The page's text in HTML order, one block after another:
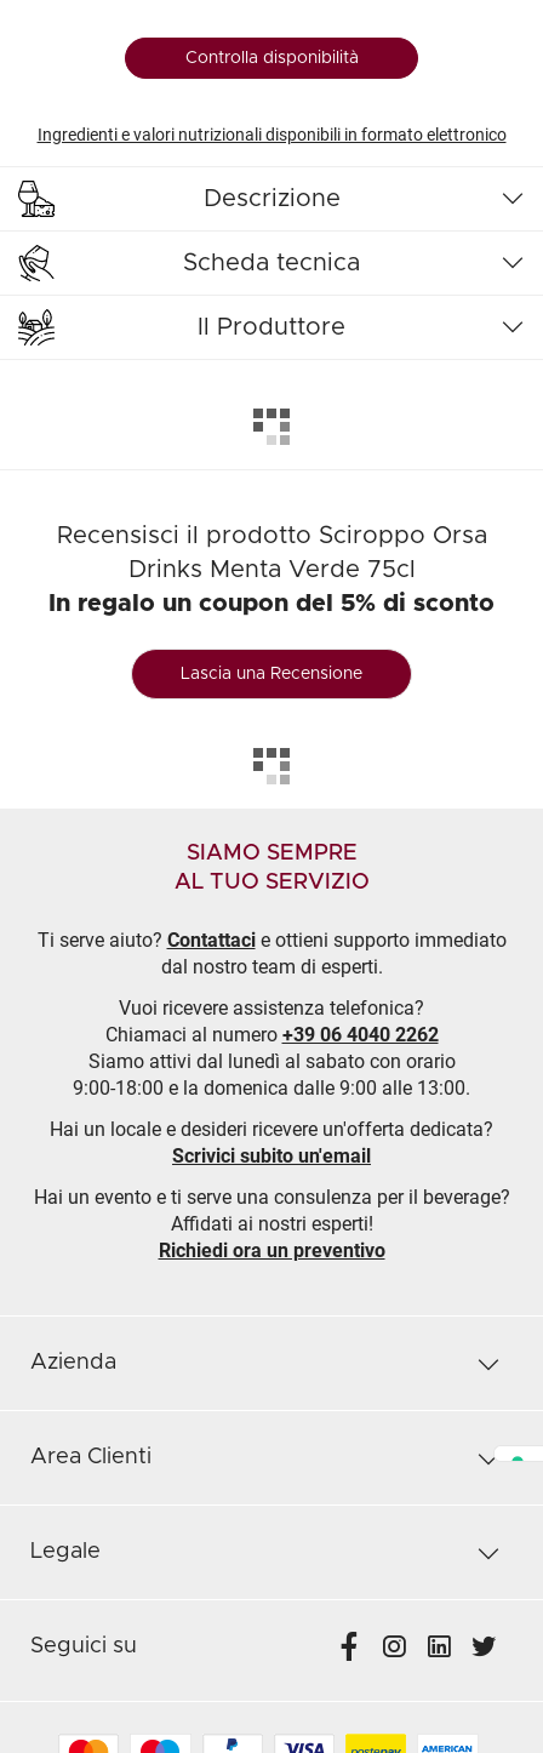
Controlla disponibilità
Ingredienti e valori nutrizionali disponibili in formato elettronico
Descrizione
Scheda tecnica
Il Produttore
Recensisci il prodotto Sciroppo Orsa
Drinks Menta Verde 75cl
In regalo un coupon del 5% di sconto
Lascia una Recensione
SIAMO SEMPRE
AL TUO SERVIZIO
Ti serve aiuto? Contattacie ottieni supporto immediato
dal nostro team di esperti.
Vuoi ricevere assistenza telefonica?
Chiamaci al numero +39 06 4040 2262
Siamo attivi dal lunedì al sabato con orario
9:00-18:00 e la domenica dalle 9:00 alle 13:00.
Hai un locale e desideri ricevere un'offerta dedicata?
Scrivici subito un'email
Hai un evento e ti serve una consulenza per il beverage?
Affidati ai nostri esperti!
Richiedi ora un preventivo
Azienda
Area Clienti
Legale
Seguici su